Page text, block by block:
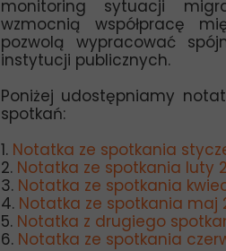
monitoring sytuacji
wzmocnią współpracę
pozwolą wypracować
instytucji publicznych.
Poniżej udostępniamy
spotkań:
1. Notatka ze spotkania
2. Notatka ze spotkania luty
3. Notatka ze spotkania
4. Notatka ze spotkania maj
5. Notatka z drugiego
6. Notatka ze spotkania